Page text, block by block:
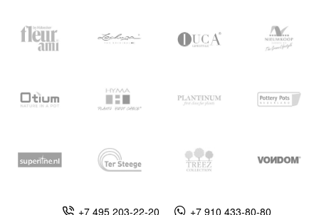
+7 495 203-22-20 +7 910 433-80-80